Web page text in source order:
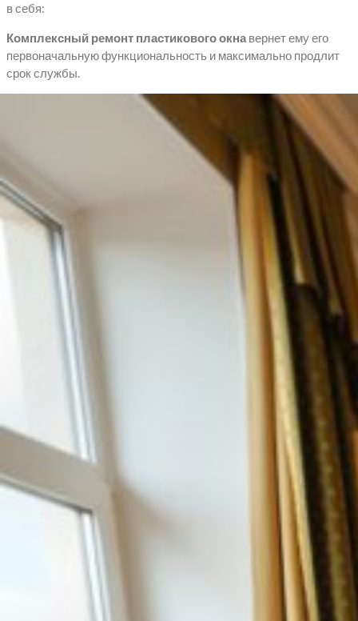
в себя:
Комплексный ремонт пластикового окна вернет ему его
первоначальную функциональность и максимально продлит
срок службы.